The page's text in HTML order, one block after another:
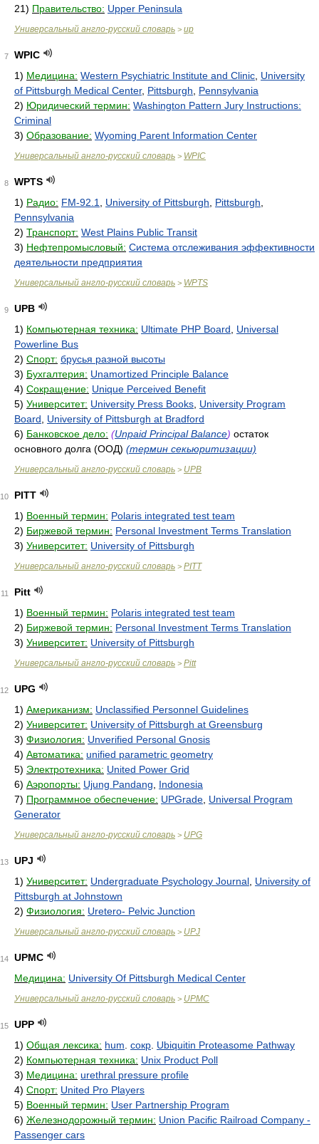
21) Правительство: Upper Peninsula
Универсальный англо-русский словарь > up
7
WPIC
1) Медицина: Western Psychiatric Institute and Clinic University
of Pittsburgh Medical Center, Pittsburgh
Pennsylvania
2) Юридический термин: Washington Pattern Jury Instructions:
Criminal
3) Образование: Wyoming Parent Information Center
Универсальный англо-русский словарь > WPIC
8
WPTS
1) Радио: FM-92.1 University of Pittsburgh Pittsburgh
Pennsylvania
2) Транспорт: West Plains Public Transit
3) Нефтепромысловый: Система отслеживания эффективности
деятельности предприятия
Универсальный англо-русский словарь > WPTS
9
UPB
1) Компьютерная техника: Ultimate PHP Board
Universal
Powerline Bus
2) Спорт: брусья разной высоты
3) Бухгалтерия: Unamortized Principle Balance
4) Сокращение: Unique Perceived Benefit
5) Университет: University Press Books University Program
Board
University of Pittsburgh at Bradford
6) Банковское дело: (Unpaid Principal Balance) остаток
основного долга (ООД) (термин секьюритизации)
Универсальный англо-русский словарь > UPB
10
PITT
1) Военный термин: Polaris integrated test team
2) Биржевой термин: Personal Investment Terms Translation
3) Университет: University of Pittsburgh
Универсальный англо-русский словарь > PITT
11
Pitt
1) Военный термин: Polaris integrated test team
2) Биржевой термин: Personal Investment Terms Translation
3) Университет: University of Pittsburgh
Универсальный англо-русский словарь > Pitt
12
UPG
1) Американизм: Unclassified Personnel Guidelines
2) Университет: University of Pittsburgh at Greensburg
3) Физиология: Unverified Personal Gnosis
4) Автоматика: unified parametric geometry
5) Электротехника: United Power Grid
6) Аэропорты: Ujung Pandang
Indonesia
7) Программное обеспечение: UPGrade Universal Program
Generator
Универсальный англо-русский словарь > UPG
13
UPJ
1) Университет: Undergraduate Psychology Journal University of
Pittsburgh at Johnstown
2) Физиология: Uretero- Pelvic Junction
Универсальный англо-русский словарь > UPJ
14
UPMC
Медицина: University Of Pittsburgh Medical Center
Универсальный англо-русский словарь > UPMC
15
UPP
1) Общая лексика: hum сокр Ubiquitin Proteasome Pathway
2) Компьютерная техника: Unix Product Poll
3) Медицина: urethral pressure profile
4) Спорт: United Pro Players
5) Военный термин: User Partnership Program
6) Железнодорожный термин: Union Pacific Railroad Company -
Passenger cars